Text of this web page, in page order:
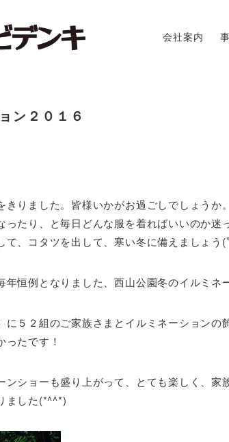
会社案内
ン２０１６
りました。皆様いかがお過ごしでしょうか。
ったり、と毎日どんな服を着ればいいのか迷
て、コタツを出して、寒い冬に備えましょ
恒例となりました、西山公園冬のイルミネ
５２組のご家族さまとイルミネーションの
ったです！
ンショーも盛り上がって、とても楽しく、
ました(*^^*)